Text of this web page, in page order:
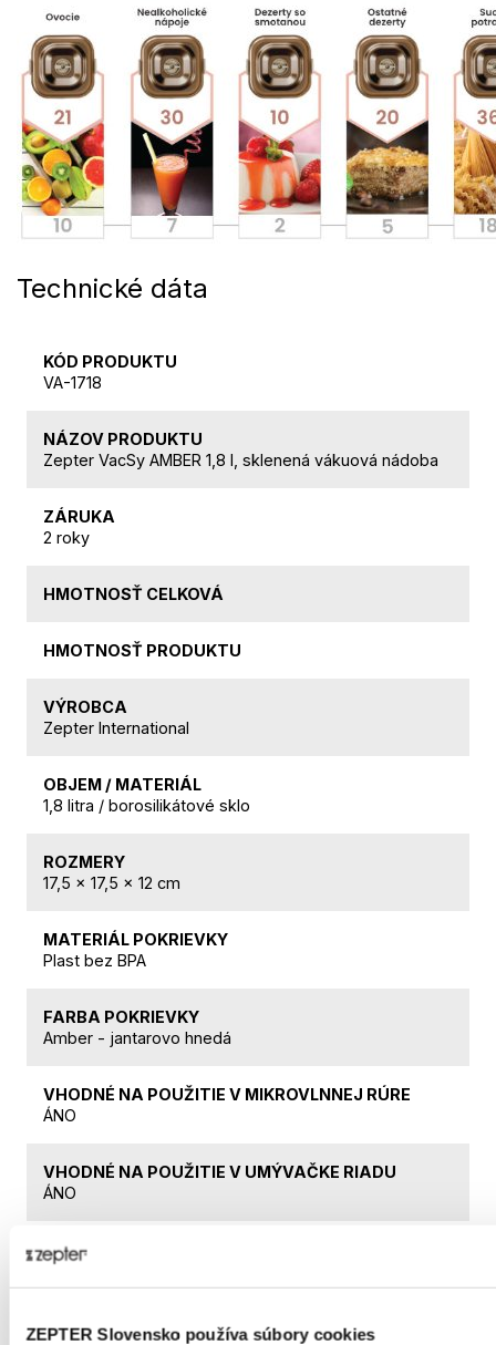
ZEPTER Slovensko používa súbory cookies
Technické dáta
KÓD PRODUKTU
VA-1718
NÁZOV PRODUKTU
Zepter VacSy AMBER 1,8 l, sklenená vákuová nádoba
ZÁRUKA
2 roky
HMOTNOSŤ CELKOVÁ
HMOTNOSŤ PRODUKTU
VÝROBCA
Zepter International
OBJEM / MATERIÁL
1,8 litra / borosilikátové sklo
ROZMERY
17,5 x 17,5 x 12 cm
MATERIÁL POKRIEVKY
Plast bez BPA
FARBA POKRIEVKY
Amber - jantarovo hnedá
VHODNÉ NA POUŽITIE V MIKROVLNNEJ RÚRE
ÁNO
VHODNÉ NA POUŽITIE V UMÝVAČKE RIADU
ÁNO
MRAZENIE
Vhodné do chladničky aj mrazničky